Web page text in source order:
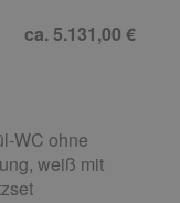
ca. 5.131,00 €
WC ohne
weiß mit